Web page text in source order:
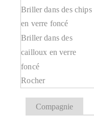
Briller dans des chips
en verre foncé
Briller dans des
cailloux en verre
foncé
Rocher
Compagnie